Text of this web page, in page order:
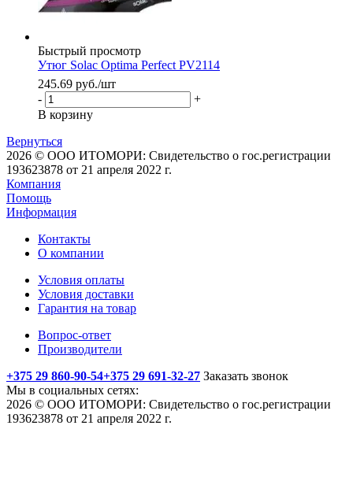
Быстрый просмотр
Утюг Solac Optima Perfect PV2114
245.69 руб./шт
-
+
В корзину
Вернуться
2026 © ООО ИТОМОРИ: Свидетельство о гос.регистрации
193623878 от 21 апреля 2022 г.
Компания
Помощь
Информация
Контакты
О компании
Условия оплаты
Условия доставки
Гарантия на товар
Вопрос-ответ
Производители
+375 29 860-90-54+375 29 691-32-27 Заказать звонок
Мы в социальных сетях:
2026 © ООО ИТОМОРИ: Свидетельство о гос.регистрации
193623878 от 21 апреля 2022 г.